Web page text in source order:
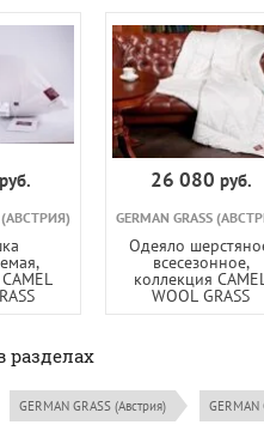
руб.
(АВСТРИЯ)
26 080 руб.
GERMAN GRASS
Одеяло
всесезонное,
коллекция
WOOL GRASS
разделах
GERMAN GRASS (Австрия)